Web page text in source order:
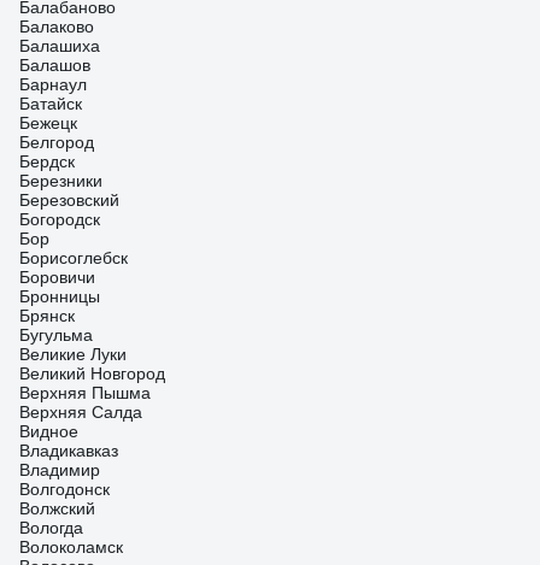
Балабаново
Балаково
Балашиха
Балашов
Барнаул
Батайск
Бежецк
Белгород
Бердск
Березники
Березовский
Богородск
Бор
Борисоглебск
Боровичи
Бронницы
Брянск
Бугульма
Великие Луки
Великий Новгород
Верхняя Пышма
Верхняя Салда
Видное
Владикавказ
Владимир
Волгодонск
Волжский
Вологда
Волоколамск